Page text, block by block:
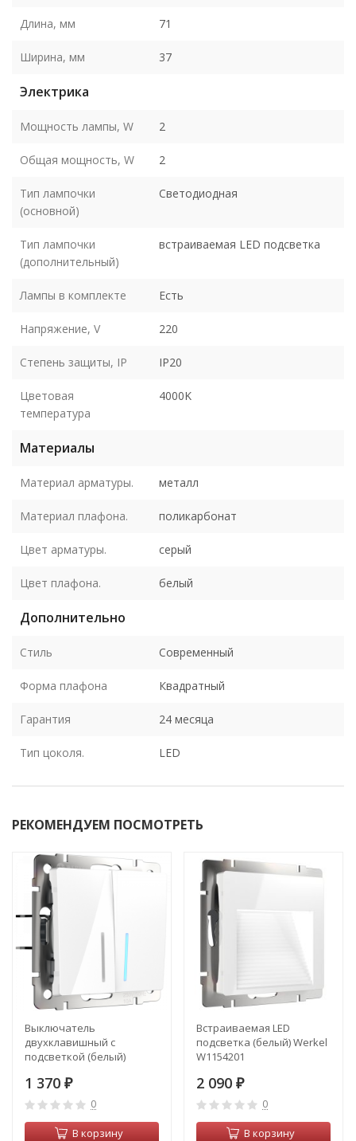
Длина, мм 71
Ширина, мм 37
Электрика
Мощность лампы, W 2
Общая мощность, W 2
Тип лампочки
(основной)
Светодиодная
Тип лампочки
(дополнительный)
встраиваемая LED подсветка
Лампы в комплекте Есть
Напряжение, V 220
Степень защиты, IP IP20
Цветовая
температура
4000K
Материалы
Материал арматуры. металл
Материал плафона. поликарбонат
Цвет арматуры. серый
Цвет плафона. белый
Дополнительно
Стиль Современный
Форма плафона Квадратный
Гарантия 24 месяца
Тип цоколя. LED
РЕКОМЕНДУЕМ ПОСМОТРЕТЬ
Выключатель
двухклавишный с
подсветкой (белый)
1 370 ₽
0
В корзину
Встраиваемая LED
подсветка (белый) Werkel
W1154201
2 090 ₽
0
В корзину